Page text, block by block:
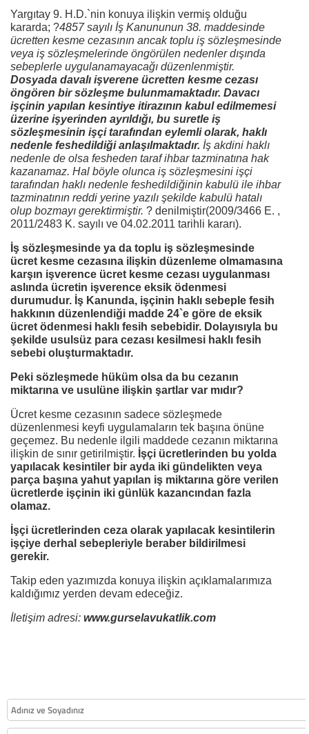
Yargıtay 9. H.D.`nin konuya ilişkin vermiş olduğu
kararda; ?4857 sayılı İş Kanununun 38. maddesinde
ücretten kesme cezasının ancak toplu iş sözleşmesinde
veya iş sözleşmelerinde öngörülen nedenler dışında
sebeplerle uygulanamayacağı düzenlenmiştir.
Dosyada davalı işverene ücretten kesme cezası
öngören bir sözleşme bulunmamaktadır. Davacı
işçinin yapılan kesintiye itirazının kabul edilmemesi
üzerine işyerinden ayrıldığı, bu suretle iş
sözleşmesinin işçi tarafından eylemli olarak, haklı
nedenle feshedildiği anlaşılmaktadır. İş akdini haklı
nedenle de olsa fesheden taraf ihbar tazminatına hak
kazanamaz. Hal böyle olunca iş sözleşmesini işçi
tarafından haklı nedenle feshedildiğinin kabulü ile ihbar
tazminatının reddi yerine yazılı şekilde kabulü hatalı
olup bozmayı gerektirmiştir. ? denilmiştir(2009/3466 E. ,
2011/2483 K. sayılı ve 04.02.2011 tarihli kararı).
İş sözleşmesinde ya da toplu iş sözleşmesinde
ücret kesme cezasına ilişkin düzenleme olmamasına
karşın işverence ücret kesme cezası uygulanması
aslında ücretin işverence eksik ödenmesi
durumudur. İş Kanunda, işçinin haklı sebeple fesih
hakkının düzenlendiği madde 24`e göre de eksik
ücret ödenmesi haklı fesih sebebidir. Dolayısıyla bu
şekilde usulsüz para cezası kesilmesi haklı fesih
sebebi oluşturmaktadır.
Peki sözleşmede hüküm olsa da bu cezanın
miktarına ve usulüne ilişkin şartlar var mıdır?
Ücret kesme cezasının sadece sözleşmede
düzenlenmesi keyfi uygulamaların tek başına önüne
geçemez. Bu nedenle ilgili maddede cezanın miktarına
ilişkin de sınır getirilmiştir. İşçi ücretlerinden bu yolda
yapılacak kesintiler bir ayda iki gündelikten veya
parça başına yahut yapılan iş miktarına göre verilen
ücretlerde işçinin iki günlük kazancından fazla
olamaz.
İşçi ücretlerinden ceza olarak yapılacak kesintilerin
işçiye derhal sebepleriyle beraber bildirilmesi
gerekir.
Takip eden yazımızda konuya ilişkin açıklamalarımıza
kaldığımız yerden devam edeceğiz.
İletişim adresi: www.gurselavukatlik.com